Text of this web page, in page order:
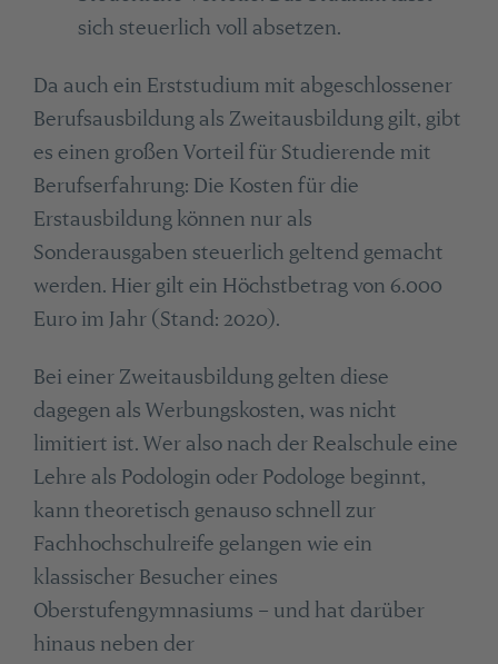
sich steuerlich voll absetzen.
Da auch ein Erststudium mit abgeschlossener
Berufsausbildung als Zweitausbildung gilt, gibt
es einen großen Vorteil für Studierende mit
Berufserfahrung: Die Kosten für die
Erstausbildung können nur als
Sonderausgaben steuerlich geltend gemacht
werden. Hier gilt ein Höchstbetrag von 6.000
Euro im Jahr (Stand: 2020).
Bei einer Zweitausbildung gelten diese
dagegen als Werbungskosten, was nicht
limitiert ist. Wer also nach der Realschule eine
Lehre als Podologin oder Podologe beginnt,
kann theoretisch genauso schnell zur
Fachhochschulreife gelangen wie ein
klassischer Besucher eines
Oberstufengymnasiums – und hat darüber
hinaus neben der